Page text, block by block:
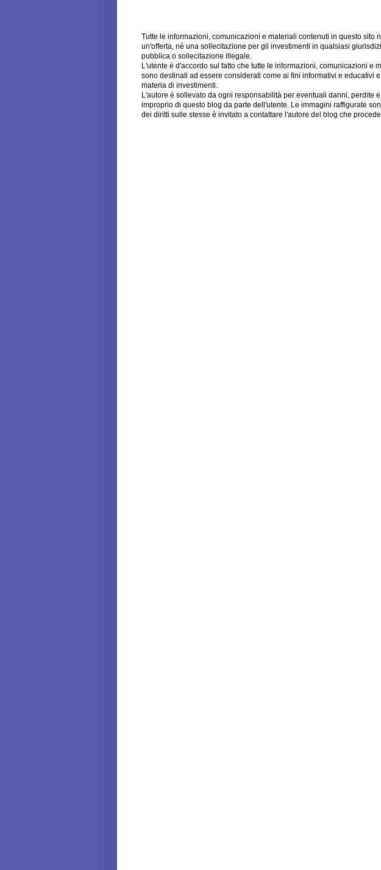
Tutte le informazioni, comunicazioni e materiali contenuti in questo sito
un'offerta, né una sollecitazione per gli investimenti in qualsiasi
pubblica o sollecitazione illegale.
L'utente è d'accordo sul fatto che tutte le informazioni, comunicazioni e
sono destinati ad essere considerati come ai fini informativi e educativi
materia di investimenti.
L'autore è sollevato da ogni responsabilità per eventuali danni, perdite
improprio di questo blog da parte dell'utente. Le immagini raffigurate
dei diritti sulle stesse è invitato a contattare l'autore del blog che